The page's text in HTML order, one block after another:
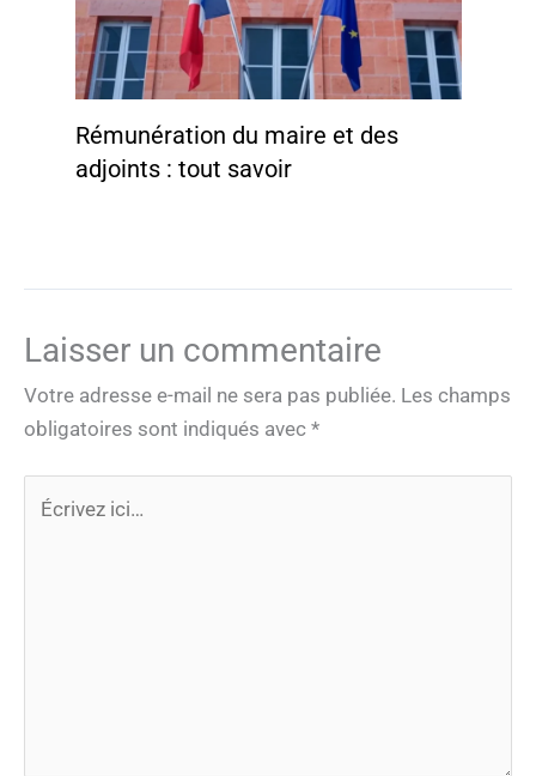
Rémunération du maire et des
adjoints : tout savoir
Laisser un commentaire
Votre adresse e-mail ne sera pas publiée. Les champs
obligatoires sont indiqués avec *